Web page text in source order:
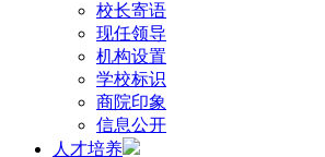
校长寄语
现任领导
机构设置
学校标识
商院印象
信息公开
人才培养